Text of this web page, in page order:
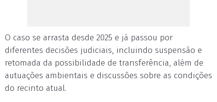
O caso se arrasta desde 2025 e já passou por
diferentes decisões judiciais, incluindo suspensão e
retomada da possibilidade de transferência, além de
autuações ambientais e discussões sobre as condições
do recinto atual.